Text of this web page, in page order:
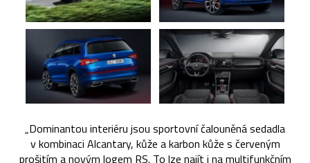
„Dominantou interiéru jsou sportovní čalouněná sedadla
v kombinaci Alcantary, kůže a karbon kůže s červeným
prošitím a novým logem RS. To lze najít i na multifunkčním